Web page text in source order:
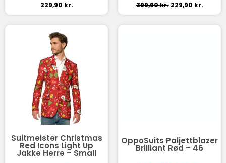
229,90 kr. 399,90kr. 229,90 kr.
Suitmeister Christmas
Red Icons Light Up
Jakke Herre – Small
OppoSuits Paljettblazer
Brilliant Rød – 46